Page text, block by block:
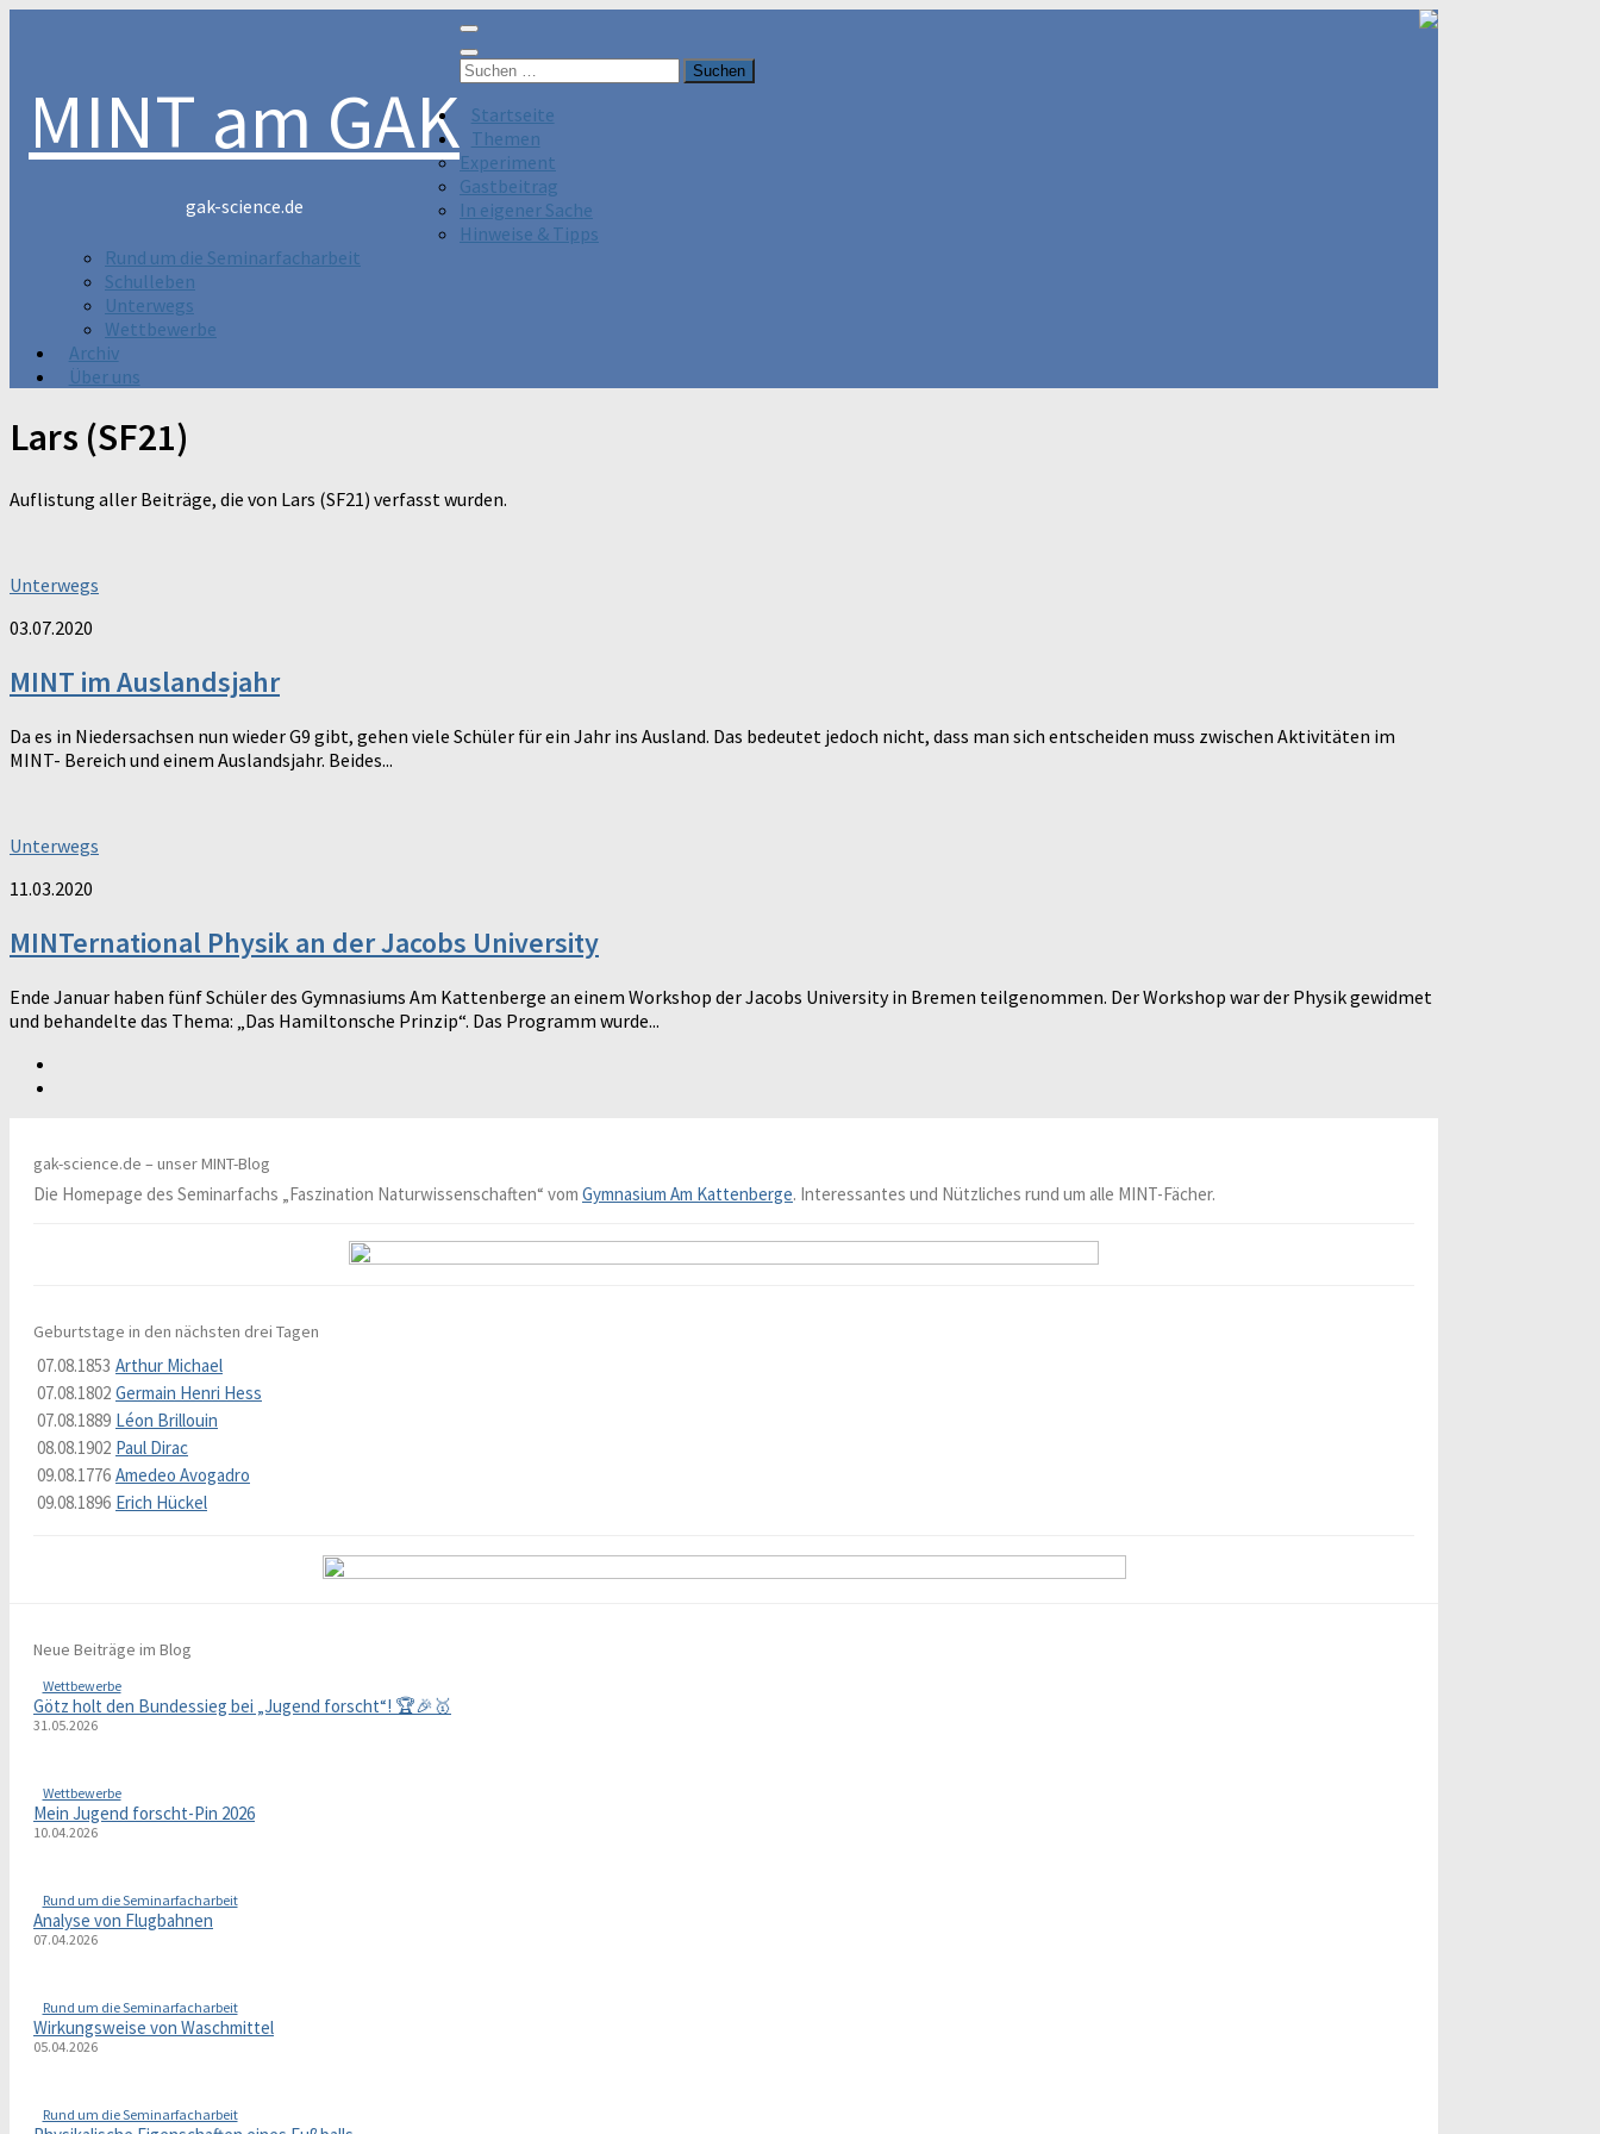
MINT am GAK
gak-science.de
Suchen
Startseite
Themen
Experiment
Gastbeitrag
In eigener Sache
Hinweise & Tipps
Rund um die Seminarfacharbeit
Schulleben
Unterwegs
Wettbewerbe
Archiv
Über uns
Lars (SF21)
Auflistung aller Beiträge, die von Lars (SF21) verfasst wurden.
Unterwegs
03.07.2020
MINT im Auslandsjahr
Da es in Niedersachsen nun wieder G9 gibt, gehen viele Schüler für ein Jahr ins Ausland. Das bedeutet jedoch nicht, dass man sich entscheiden muss zwischen Aktivitäten im
MINT- Bereich und einem Auslandsjahr. Beides...
Unterwegs
11.03.2020
MINTernational Physik an der Jacobs University
Ende Januar haben fünf Schüler des Gymnasiums Am Kattenberge an einem Workshop der Jacobs University in Bremen teilgenommen. Der Workshop war der Physik gewidmet
und behandelte das Thema: „Das Hamiltonsche Prinzip“. Das Programm wurde...
gak-science.de – unser MINT-Blog
Die Homepage des Seminarfachs „Faszination Naturwissenschaften“ vom Gymnasium Am Kattenberge. Interessantes und Nützliches rund um alle MINT-Fächer.
Geburtstage in den nächsten drei Tagen
07.08.1853 Arthur Michael
07.08.1802 Germain Henri Hess
07.08.1889 Léon Brillouin
08.08.1902 Paul Dirac
09.08.1776 Amedeo Avogadro
09.08.1896 Erich Hückel
Neue Beiträge im Blog
Wettbewerbe
Götz holt den Bundessieg bei „Jugend forscht“! 🏆🎉🥇
31.05.2026
Wettbewerbe
Mein Jugend forscht-Pin 2026
10.04.2026
Rund um die Seminarfacharbeit
Analyse von Flugbahnen
07.04.2026
Rund um die Seminarfacharbeit
Wirkungsweise von Waschmittel
05.04.2026
Rund um die Seminarfacharbeit